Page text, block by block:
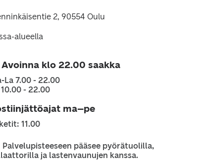
2, 90554 Oulu
alueella
Avoinna klo 22.00 saakka
La 7.00 - 22.00
10.00 - 22.00
ma–pe
11.00
Palvelupisteeseen pääsee pyörätuolilla,
ja lastenvaunujen kanssa.